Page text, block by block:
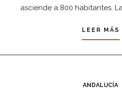
asciende a 800 habitantes.
LEER MÁS
ANDALUCÍA